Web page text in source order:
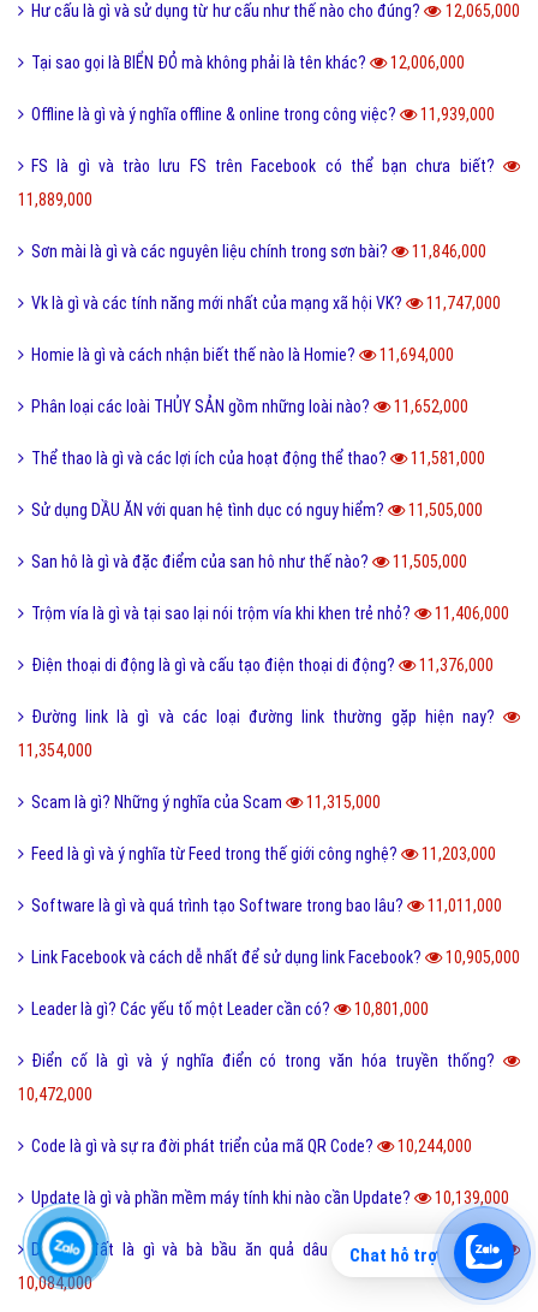
Hư cấu là gì và sử dụng từ hư cấu như thế nào cho đúng? 12,065,000
Tại sao gọi là BIỂN ĐỎ mà không phải là tên khác? 12,006,000
Offline là gì và ý nghĩa offline & online trong công việc? 11,939,000
FS là gì và trào lưu FS trên Facebook có thể bạn chưa biết?
11,889,000
Sơn mài là gì và các nguyên liệu chính trong sơn bài? 11,846,000
Vk là gì và các tính năng mới nhất của mạng xã hội VK? 11,747,000
Homie là gì và cách nhận biết thế nào là Homie? 11,694,000
Phân loại các loài THỦY SẢN gồm những loài nào? 11,652,000
Thể thao là gì và các lợi ích của hoạt động thể thao? 11,581,000
Sử dụng DẦU ĂN với quan hệ tình dục có nguy hiểm? 11,505,000
San hô là gì và đặc điểm của san hô như thế nào? 11,505,000
Trộm vía là gì và tại sao lại nói trộm vía khi khen trẻ nhỏ? 11,406,000
Điện thoại di động là gì và cấu tạo điện thoại di động? 11,376,000
Đường link là gì và các loại đường link thường gặp hiện nay?
11,354,000
Scam là gì? Những ý nghĩa của Scam 11,315,000
Feed là gì và ý nghĩa từ Feed trong thế giới công nghệ? 11,203,000
Software là gì và quá trình tạo Software trong bao lâu? 11,011,000
Link Facebook và cách dễ nhất để sử dụng link Facebook? 10,905,000
Leader là gì? Các yếu tố một Leader cần có? 10,801,000
Điển cố là gì và ý nghĩa điển có trong văn hóa truyền thống?
10,472,000
Code là gì và sự ra đời phát triển của mã QR Code? 10,244,000
Update là gì và phần mềm máy tính khi nào cần Update? 10,139,000
Dâu da đất là gì và bà bầu ăn quả dâu da đất có tốt không?
10,084,000
Chat hỗ trợ